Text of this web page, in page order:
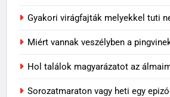
Gyakori virágfajták melyekkel tuti
Miért vannak veszélyben a
Hol találok magyarázatot az
Sorozatmaraton vagy heti egy
5
válassz helyet
virágzáshoz
OTTHON